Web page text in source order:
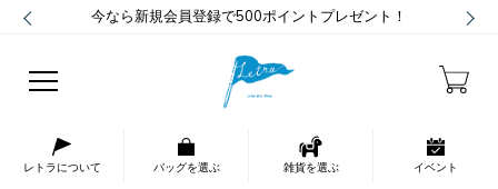
今なら新規会員登録で500ポイントプレゼント！
レトラについて バッグを選ぶ 雑貨を選ぶ イベント